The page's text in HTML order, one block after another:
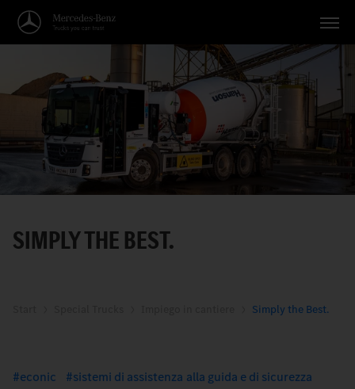
Applicazioni
Temi
Servizio
Italiano
SIMPLY THE BEST.
Simply the Best.
econic
sistemi di assistenza alla guida e di sicurezza